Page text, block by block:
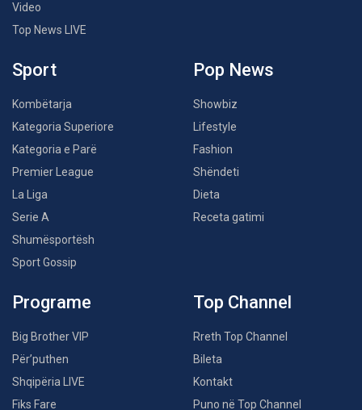
Video
Top News LIVE
Sport
Kombëtarja
Kategoria Superiore
Kategoria e Parë
Premier League
La Liga
Serie A
Shumësportësh
Sport Gossip
Pop News
Showbiz
Lifestyle
Fashion
Shëndeti
Dieta
Receta gatimi
Programe
Big Brother VIP
Për’puthen
Shqipëria LIVE
Fiks Fare
Top Channel
Rreth Top Channel
Bileta
Kontakt
Puno në Top Channel